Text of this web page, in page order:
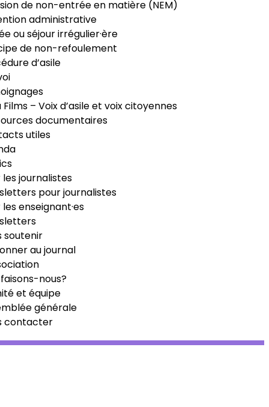
de non-entrée en matière (NEM)
administrative
ou séjour irrégulier·ère
de non-refoulement
d’asile
Films – Voix d’asile et voix citoyennes
documentaires
utiles
les journalistes
pour journalistes
les enseignant·es
soutenir
au journal
nous?
et équipe
générale
contacter